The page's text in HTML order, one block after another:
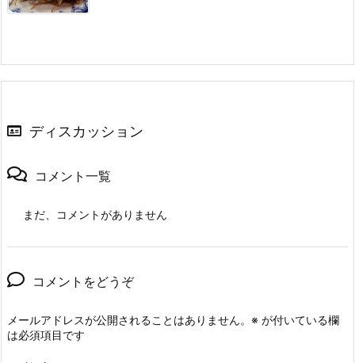
ディスカッション
コメント一覧
まだ、コメントがありません
コメントをどうぞ
メールアドレスが公開されることはありません。 ※ が付いている欄
は必須項目です